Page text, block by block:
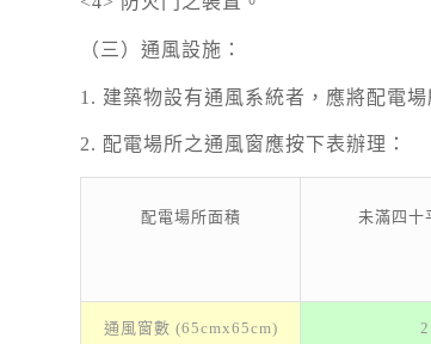
（三）通風設施：
1. 建築物設有通風系統者，應將配電
2. 配電場所之通風窗應按下表辦理：
配電場所面積 未滿四十
通風窗數 (65cmx65cm) 2